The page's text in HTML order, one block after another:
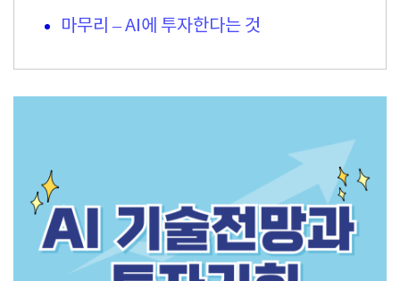
마무리 – AI에 투자한다는 것